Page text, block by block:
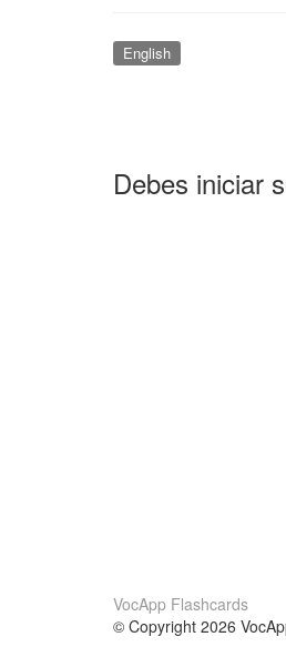
English
Debes iniciar
VocApp Flashcards
© Copyright 2026